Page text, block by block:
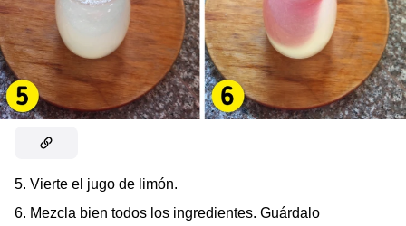
5. Vierte el jugo de limón.
6. Mezcla bien todos los ingredientes. Guárdalo